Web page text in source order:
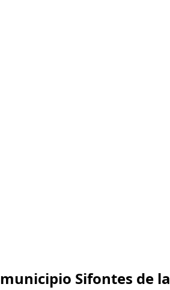
Sifontes de